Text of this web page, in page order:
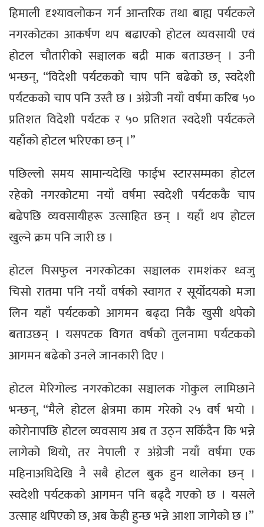
हिमाली दृश्यावलोकन गर्न आन्तरिक तथा बाह्य पर्यटकले
नगरकोटका आकर्षण थप बढाएको होटल व्यवसायी एवं
होटल चौतारीको सञ्चालक बद्री माक बताउछन् । उनी
भन्छन्, “विदेशी पर्यटकको चाप पनि बढेको छ, स्वदेशी
पर्यटकको चाप पनि उस्तै छ । अंग्रेजी नयाँ वर्षमा करिब ५०
प्रतिशत विदेशी पर्यटक र ५० प्रतिशत स्वदेशी पर्यटकले
यहाँको होटल भरिएका छन् ।”
पछिल्लो समय सामान्यदेखि फाईभ स्टारसम्मका होटल
रहेको नगरकोटमा नयाँ वर्षमा स्वदेशी पर्यटककै चाप
बढेपछि व्यवसायीहरू उत्साहित छन् । यहाँ थप होटल
खुल्ने क्रम पनि जारी छ ।
होटल पिसफुल नगरकोटका सञ्चालक रामशंकर ध्वजु
चिसो रातमा पनि नयाँ वर्षको स्वागत र सूर्योदयको मजा
लिन यहाँ पर्यटकको आगमन बढ्दा निकै खुसी थपेको
बताउछन् । यसपटक विगत वर्षको तुलनामा पर्यटकको
आगमन बढेको उनले जानकारी दिए ।
होटल मेरिगोल्ड नगरकोटका सञ्चालक गोकुल लामिछाने
भन्छन्, “मैले होटल क्षेत्रमा काम गरेको २५ वर्ष भयो ।
कोरोनापछि होटल व्यवसाय अब त उठ्न सकिँदैन कि भन्ने
लागेको थियो, तर नेपाली र अंग्रेजी नयाँ वर्षमा एक
महिनाअघिदेखि नै सबै होटल बुक हुन थालेका छन् ।
स्वदेशी पर्यटकको आगमन पनि बढ्दै गएको छ । यसले
उत्साह थपिएको छ, अब केही हुन्छ भन्ने आशा जागेको छ ।”